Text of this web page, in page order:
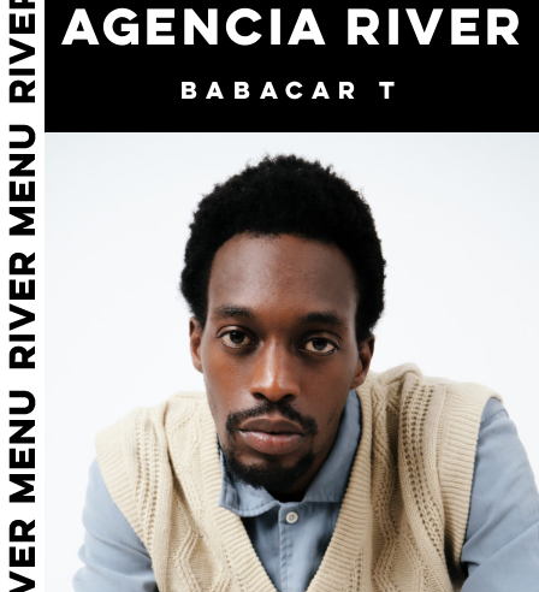
AGENCIA RIVER
BABACAR T